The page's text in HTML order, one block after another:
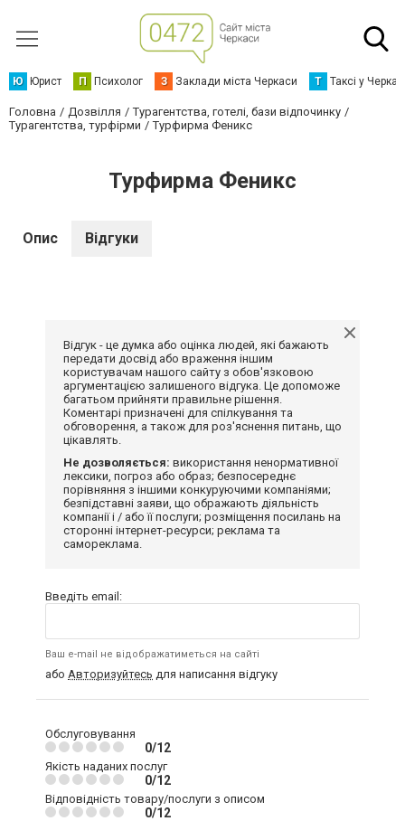
Ю Юрист П Психолог З Заклади міста Черкаси Т Таксі у
Головна Дозвілля
Турагентства, готелі, бази відпочинку
Турагентства, турфірми
Турфирма Феникс
Турфирма Феникс
Опис Відгуки
Відгук - це думка або оцінка людей, які бажають
передати досвід або враження іншим
користувачам нашого сайту з обов'язковою
аргументацією залишеного відгука. Це допоможе
багатьом прийняти правильне рішення.
Коментарі призначені для спілкування та
обговорення, а також для роз'яснення питань, що
цікавлять.
Не дозволяється: використання ненормативної
лексики, погроз або образ; безпосереднє
порівняння з іншими конкуруючими компаніями;
безпідставні заяви, що ображають діяльність
компанії і / або її послуги; розміщення посилань на
сторонні інтернет-ресурси; реклама та
самореклама.
Введіть email:
Ваш e-mail не відображатиметься на сайті
або Авторизуйтесь для написання відгуку
Обслуговування
0/12
Якість наданих послуг
0/12
Відповідність товару/послуги з описом
0/12